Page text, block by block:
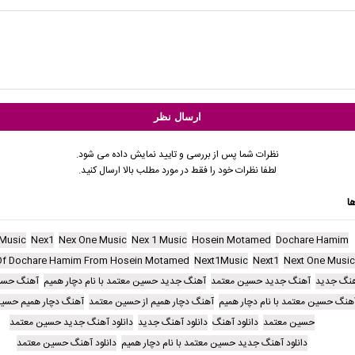
نظرات شما پس از بررسی و تایید نمایش داده می شود.
لطفا نظرات خود را فقط در مورد مطلب بالا ارسال کنید.
Dochare Hamim
Hosein Motamed
Nex 1 Music
Nex One Music
Nex1
Next One Music
Next1
Next1Music
Dochare Hamim From Hosein Motamed
جدید آهنگ جدید حسین معتمد آهنگ جدید حسین معتمد با نام دچار همیم آهنگ
حسین معتمد با نام دچار همیم آهنگ دچار همیم از حسین معتمد آهنگ دچار همیم
حسین معتمد دانلود آهنگ دانلود آهنگ جدید دانلود آهنگ جدید حسین معتمد
دانلود آهنگ جدید حسین معتمد با نام دچار همیم دانلود آهنگ حسین معتمد